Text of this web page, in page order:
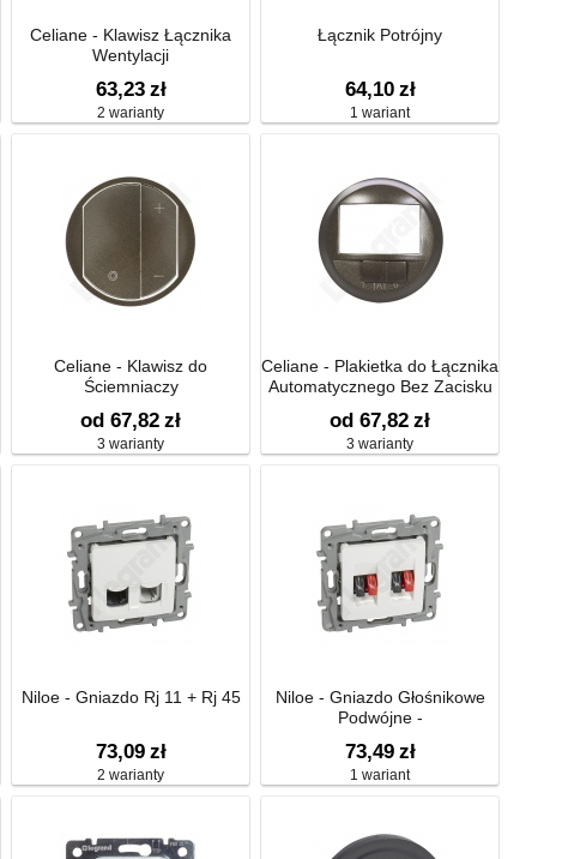
Celiane - Klawisz Łącznika
Wentylacji
63,23 zł
2 warianty
Łącznik Potrójny
64,10 zł
1 wariant
Celiane - Klawisz do
Ściemniaczy
od 67,82 zł
3 warianty
Celiane - Plakietka do Łącznika
Automatycznego Bez Zacisku
od 67,82 zł
3 warianty
Niloe - Gniazdo Rj 11 + Rj 45
73,09 zł
2 warianty
Niloe - Gniazdo Głośnikowe
Podwójne -
73,49 zł
1 wariant